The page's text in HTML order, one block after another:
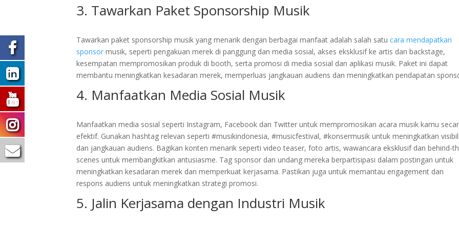
3. Tawarkan Paket Sponsorship Musik
​Tawarkan paket sponsorship musik yang menarik dengan berbagai manfaat adalah salah satucara mendapatkan
sponsor musik, seperti pengakuan merek di panggung dan media sosial, akses eksklusif ke artis dan backstage,
kesempatan mempromosikan produk di booth, serta promosi di media sosial dan aplikasi musik. Paket ini dapat
membantu meningkatkan kesadaran merek, memperluas jangkauan audiens dan meningkatkan pendapatan
4. Manfaatkan Media Sosial Musik
​Manfaatkan media sosial seperti Instagram, Facebook dan Twitter untuk mempromosikan acara musik kamu
efektif. Gunakan hashtag relevan seperti #musikindonesia, #musicfestival, #konsermusik untuk meningkatkan
dan jangkauan audiens. Bagikan konten menarik seperti video teaser, foto artis, wawancara eksklusif dan behind-
scenes untuk membangkitkan antusiasme. Tag sponsor dan undang mereka berpartisipasi dalam postingan untuk
meningkatkan kesadaran merek dan memperkuat kerjasama. Pastikan juga untuk memantau engagement dan
respons audiens untuk meningkatkan strategi promosi.
5. Jalin Kerjasama dengan Industri Musik